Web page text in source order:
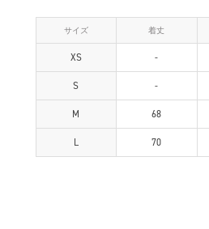
サイズ 着丈
XS -
S -
M 68
L 70